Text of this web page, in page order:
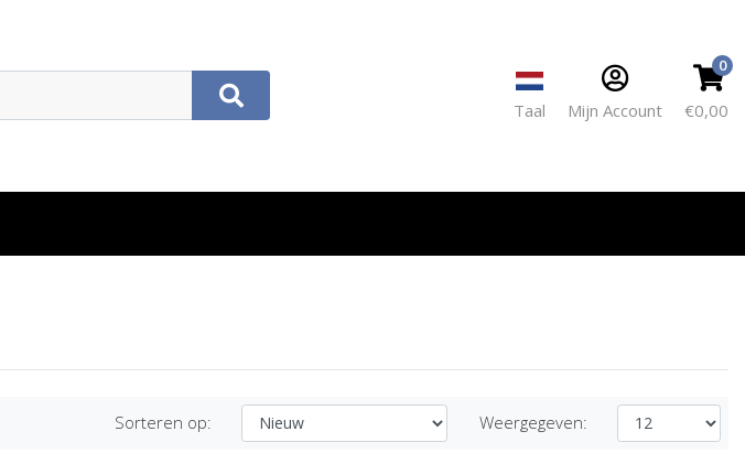
0
€0,00
Mijn Account
Taal
Sorteren op: Weergegeven: